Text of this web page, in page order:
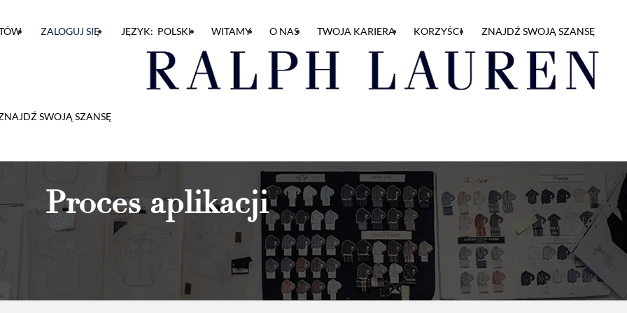
SWOJĄ SZANSĘ
ZALOGUJ SIĘ JĘZYK: POLSKI WITAMY O NAS TWOJA KARIERA KORZYŚCI ZNAJDŹ SWOJĄ SZANSĘ
Proces aplikacji